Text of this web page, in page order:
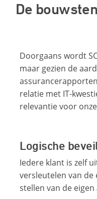
De
Doorgaans wordt
maar gezien de
relatie met IT-
relevantie voor
Logische
Iedere klant is zelf
versleutelen van de
stellen van de